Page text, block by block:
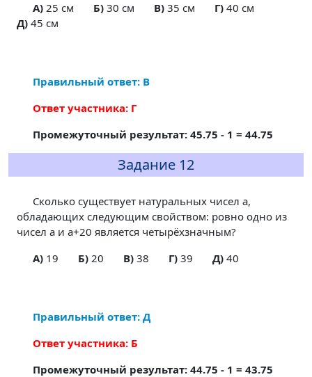
A)25 см Б)30 см В)35 см Г)40 см
Д) 45 см
Правильный ответ: В
Ответ участника: Г
Промежуточный результат: 45.75 - 1 = 44.75
Задание 12
Сколько существует натуральных чисел a,
обладающих следующим свойством: ровно одно из
чисел a и a+20 является четырёхзначным?
A)19 Б)20 В)38 Г)39 Д)40
Правильный ответ: Д
Ответ участника: Б
Промежуточный результат: 44.75 - 1 = 43.75